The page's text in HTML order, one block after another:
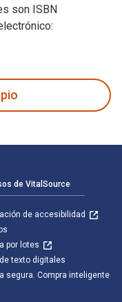
son ISBN
de VitalSource
de accesibilidad
por lotes
texto digitales
segura. Compra inteligente